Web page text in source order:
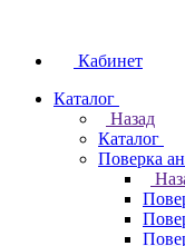
Кабинет
Каталог
Назад
Каталог
Поверка